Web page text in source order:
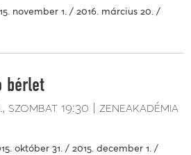
november 1. / 2016. március 20. /
bérlet
szombat 19:30 zeneakadémia
október 31. / 2015. december 1. /